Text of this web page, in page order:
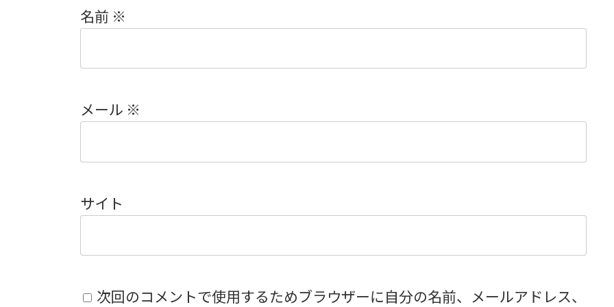
名前 ※
メール ※
サイト
次回のコメントで使用するためブラウザーに自分の名前、メールアドレス、